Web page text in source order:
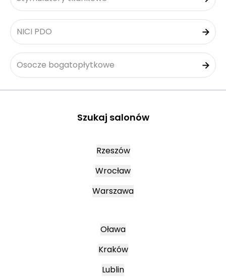
NICI PDO
Osocze bogatopłytkowe
Szukaj salonów
Rzeszów
Wrocław
Warszawa
Oława
Kraków
Lublin